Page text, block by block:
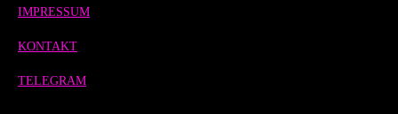
IMPRESSUM
KONTAKT
TELEGRAM